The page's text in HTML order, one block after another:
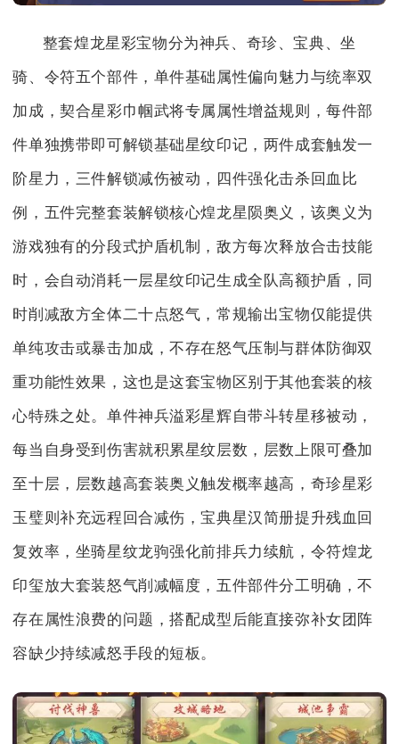
整套煌龙星彩宝物分为神兵、奇珍、宝典、坐
骑、令符五个部件，单件基础属性偏向魅力与统率双
加成，契合星彩巾帼武将专属属性增益规则，每件部
件单独携带即可解锁基础星纹印记，两件成套触发一
阶星力，三件解锁减伤被动，四件强化击杀回血比
例，五件完整套装解锁核心煌龙星陨奥义，该奥义为
游戏独有的分段式护盾机制，敌方每次释放合击技能
时，会自动消耗一层星纹印记生成全队高额护盾，同
时削减敌方全体二十点怒气，常规输出宝物仅能提供
单纯攻击或暴击加成，不存在怒气压制与群体防御双
重功能性效果，这也是这套宝物区别于其他套装的核
心特殊之处。单件神兵溢彩星辉自带斗转星移被动，
每当自身受到伤害就积累星纹层数，层数上限可叠加
至十层，层数越高套装奥义触发概率越高，奇珍星彩
玉璧则补充远程回合减伤，宝典星汉简册提升残血回
复效率，坐骑星纹龙驹强化前排兵力续航，令符煌龙
印玺放大套装怒气削减幅度，五件部件分工明确，不
存在属性浪费的问题，搭配成型后能直接弥补女团阵
容缺少持续减怒手段的短板。